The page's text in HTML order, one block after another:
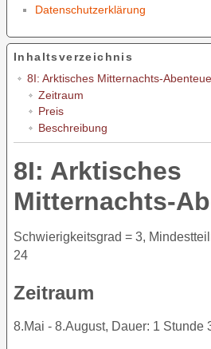
Datenschutzerklärung
Inhaltsverzeichnis
8I: Arktisches Mitternachts-
Zeitraum
Preis
Beschreibung
8I: Arktisches
Mitternachts-
Schwierigkeitsgrad = 3,
24
Zeitraum
8.Mai - 8.August, Dauer: 1 Stunde